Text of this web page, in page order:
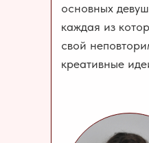
основных
каждая из
свой
креативные